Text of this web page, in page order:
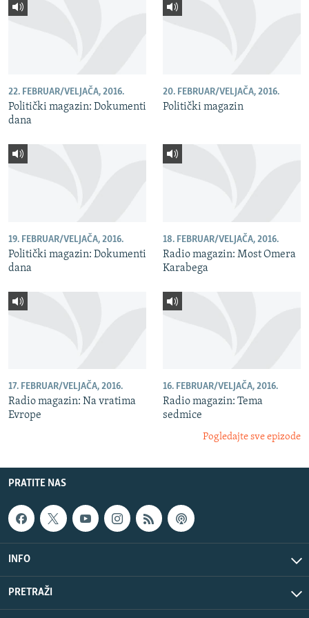
22. FEBRUAR/VELJAČA, 2016.
Politički magazin: Dokumenti
dana
20. FEBRUAR/VELJAČA, 2016.
Politički magazin
19. FEBRUAR/VELJAČA, 2016.
Politički magazin: Dokumenti
dana
18. FEBRUAR/VELJAČA, 2016.
Radio magazin: Most Omera
Karabega
17. FEBRUAR/VELJAČA, 2016.
Radio magazin: Na vratima
Evrope
16. FEBRUAR/VELJAČA, 2016.
Radio magazin: Tema
sedmice
Pogledajte sve epizode
PRATITE NAS
INFO
PRETRAŽI